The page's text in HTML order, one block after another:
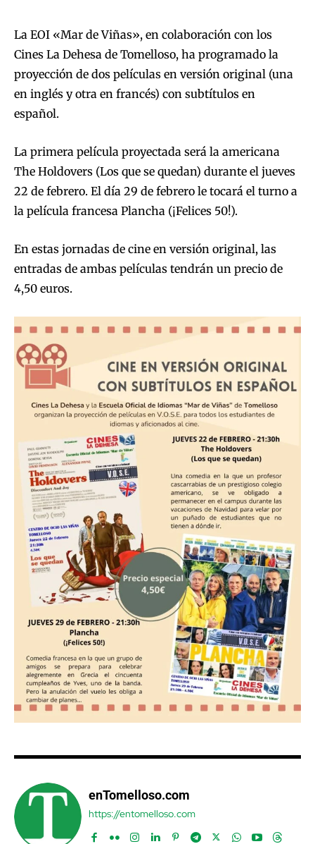
La EOI «Mar de Viñas», en colaboración con los
Cines La Dehesa de Tomelloso, ha programado la
proyección de dos películas en versión original (una
en inglés y otra en francés) con subtítulos en
español.
La primera película proyectada será la americana
The Holdovers (Los que se quedan) durante el jueves
22 de febrero. El día 29 de febrero le tocará el turno a
la película francesa Plancha (¡Felices 50!).
En estas jornadas de cine en versión original, las
entradas de ambas películas tendrán un precio de
4,50 euros.
enTomelloso.com
https://entomelloso.com